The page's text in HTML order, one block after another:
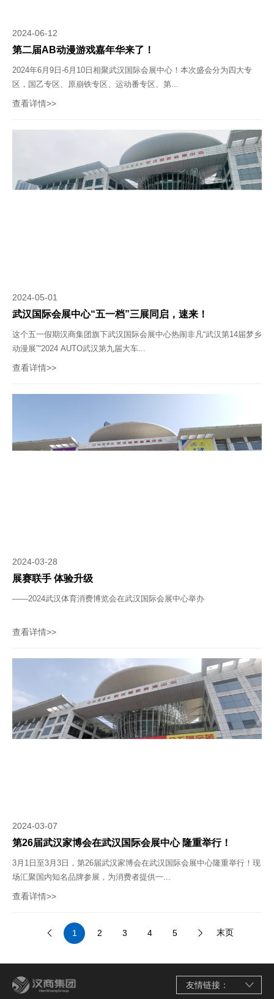
2024-06-12
第二届AB动漫游戏嘉年华来了！
2024年6月9日-6月10日相聚武汉国际会展中心！本次盛会分为四大专
区，国乙专区、原崩铁专区、运动番专区、第...
查看详情>>
2024-05-01
武汉国际会展中心“五一档”三展同启，速来！
这个五一假期汉商集团旗下武汉国际会展中心热闹非凡“武汉第14届梦乡
动漫展”“2024 AUTO武汉第九届大车...
查看详情>>
2024-03-28
展赛联手 体验升级
——2024武汉体育消费博览会在武汉国际会展中心举办
查看详情>>
2024-03-07
第26届武汉家博会在武汉国际会展中心 隆重举行！
3月1日至3月3日，第26届武汉家博会在武汉国际会展中心隆重举行！现
场汇聚国内知名品牌参展，为消费者提供一...
查看详情>>
1 2 3 4 5 末页
友情链接：